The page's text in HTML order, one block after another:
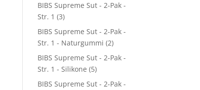
BIBS Supreme Sut - 2-Pak -
Str. 1 (3)
BIBS Supreme Sut - 2-Pak -
Str. 1 - Naturgummi (2)
BIBS Supreme Sut - 2-Pak -
Str. 1 - Silikone (5)
BIBS Supreme Sut - 2-Pak -